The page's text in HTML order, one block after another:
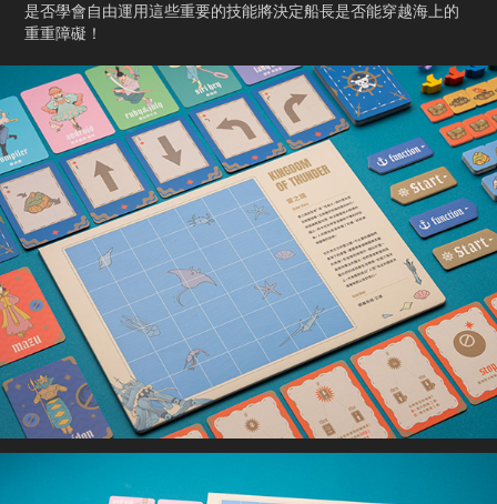
是否學會自由運用這些重要的技能將決定船長是否能穿越海上的
重重障礙！